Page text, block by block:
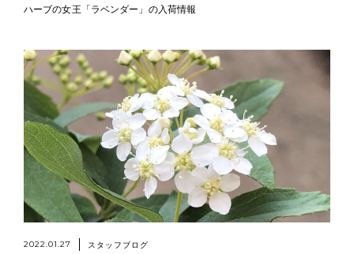
ハーブの女王「ラベンダー」の入荷情報
2022.01.27 スタッフブログ